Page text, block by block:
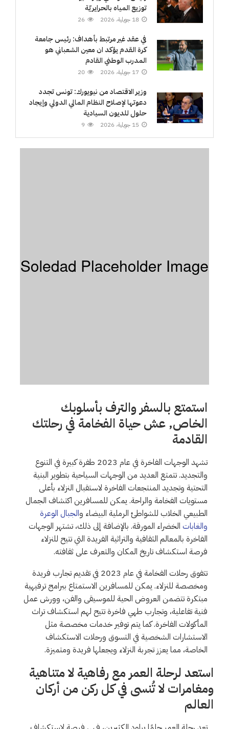
توزيع المياه بالحرايريّة
18 جويلية، 2026 26
في عقد غير مرتبط بأهداف: رئيس جامعة
كرة القدم يؤكد ان معين الشعباني هو
المدرب الوطني القادم
17 جويلية، 2026 20
وزير الاقتصاد من نيويورك: تونس تجدد
دعوتها لإصلاح النظام المالي الدولي وإيجاد
حلول للديون السيادية
15 جويلية، 2026 9
استمتع بالسفر والترف بأسلوبك
الخاص, عش حياة الفخامة في رحلتك
القادمة
تشهد الوجهات الفاخرة في عام 2023 طفرة كبيرة في التنوع
والتجديد. تتمتع العديد من الوجهات السياحية بتطوير البنية
التحتية وتجديد المنتجعات الفاخرة لاستقبال النزلاء بأعلى
مستويات الفخامة والراحة. يمكن للمسافرين اكتشاف الجمال
الطبيعي الخلاب للشواطئ الرملية البيضاء والجبال الوعرة
والغابات الخضراء المورقة. بالإضافة إلى ذلك، تشتهر الوجهات
الفاخرة بالمعالم الثقافية والتراثية الفريدة التي تتيح للنزلاء
فرصة استكشاف تاريخ المكان والتعرف على ثقافته.
تتفوق رحلات الفخامة في عام 2023 في تقديم تجارب فريدة
ومخصصة للنزلاء. يمكن للمسافرين الاستمتاع ببرامج ترفيهية
مبتكرة تتضمن العروض الحية للموسيقى والفن، وورش عمل
فنية تفاعلية، وتجارب طهي فاخرة تتيح لهم استكشاف تراث
المأكولات الفاخرة. كما يتم توفير خدمات مخصصة مثل
الاستشارات الشخصية في التسوق ورحلات الاستكشاف
الخاصة، مما يعزز تجربة النزلاء ويجعلها فريدة ومتميزة.
استعد لرحلة العمر مع رفاهية لا متناهية
ومغامرات لا تُنسى في كل ركن من أركان
العالم